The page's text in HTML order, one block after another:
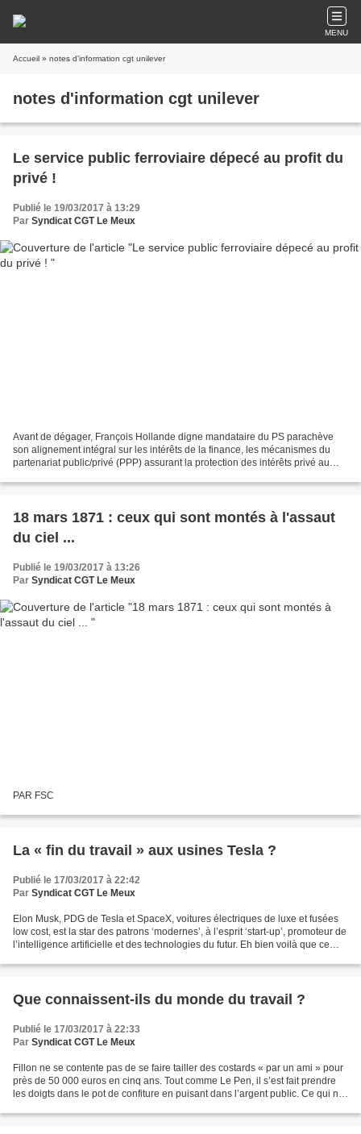
MENU
Accueil » notes d'information cgt unilever
notes d'information cgt unilever
Le service public ferroviaire dépecé au profit du
privé !
Publié le 19/03/2017 à 13:29
Par Syndicat CGT Le Meux
Avant de dégager, François Hollande digne mandataire du PS parachève
son alignement intégral sur les intérêts de la finance, les mécanismes du
partenariat public/privé (PPP) assurant la protection des intérêts privé au
18 mars 1871 : ceux qui sont montés à l'assaut
du ciel ...
Publié le 19/03/2017 à 13:26
Par Syndicat CGT Le Meux
PAR FSC
La « fin du travail » aux usines Tesla ?
Publié le 17/03/2017 à 22:42
Par Syndicat CGT Le Meux
Elon Musk, PDG de Tesla et SpaceX, voitures électriques de luxe et fusées
low cost, est la star des patrons ‘modernes’, à l’esprit ‘start-up’, promoteur de
l’intelligence artificielle et des technologies du futur. Eh bien voilà que ce
Que connaissent-ils du monde du travail ?
Publié le 17/03/2017 à 22:33
Par Syndicat CGT Le Meux
Fillon ne se contente pas de se faire tailler des costards « par un ami » pour
près de 50 000 euros en cinq ans. Tout comme Le Pen, il s’est fait prendre
les doigts dans le pot de confiture en puisant dans l’argent public. Ce qui ne